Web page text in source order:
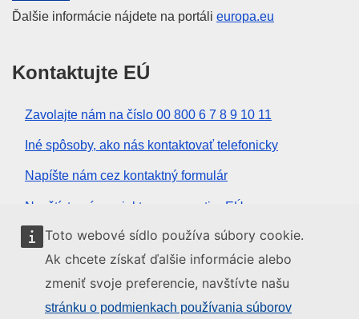
Toto webové sídlo používa súbory cookie.
Ak chcete získať ďalšie informácie alebo
zmeniť svoje preferencie, navštívte našu
stránku o podmienkach používania súborov
Ďalšie informácie nájdete na portáli europa.eu
Kontaktujte EÚ
Zavolajte nám na číslo 00 800 6 7 8 9 10 11
Iné spôsoby, ako nás kontaktovať telefonicky
Napíšte nám cez kontaktný formulár
Navštívte nás v niektorom z centier EÚ
Sociálne médiá